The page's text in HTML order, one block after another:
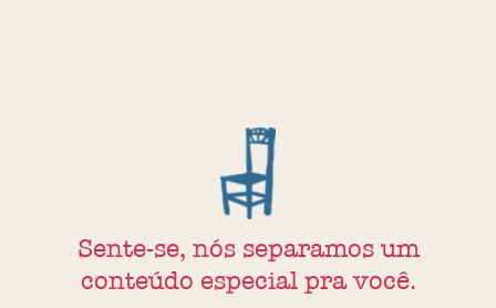
Sente-se, nós separamos um
conteúdo especial pra você.